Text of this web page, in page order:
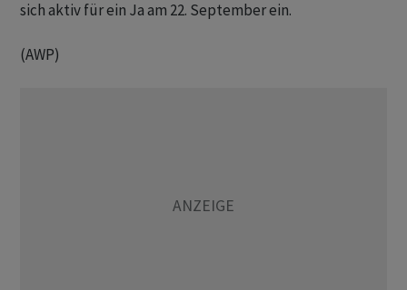
sich aktiv für ein Ja am 22. September ein.
(AWP)